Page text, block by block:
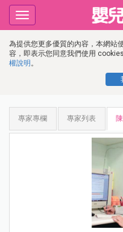
為提供您更多優質的內容，本網站
容，即表示您同意我們使用
權說明 。
Toggle
navigation
專家專欄 專家列表